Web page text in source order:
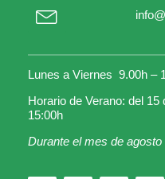
Lunes a Viernes 9.00h –
Horario de Verano: del
15:00h
Durante el mes de